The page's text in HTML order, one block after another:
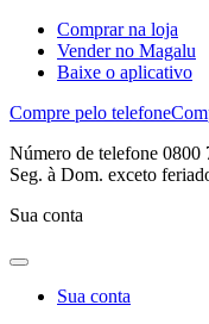
Comprar na loja
Vender no Magalu
Baixe o aplicativo
Compre pelo telefone
Número de telefone 0800
Seg. à Dom. exceto
Sua conta
Sua conta